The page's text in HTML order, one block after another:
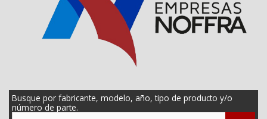
Busque por fabricante, modelo, año, tipo de producto y/o
número de parte.